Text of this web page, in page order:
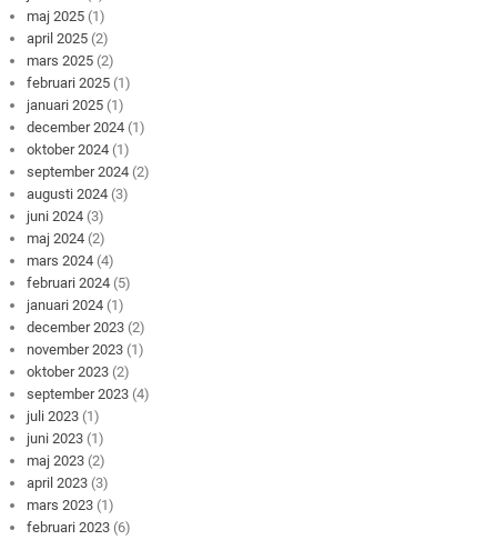
maj 2025 (1)
april 2025 (2)
mars 2025 (2)
februari 2025 (1)
januari 2025 (1)
december 2024 (1)
oktober 2024 (1)
september 2024 (2)
augusti 2024 (3)
juni 2024 (3)
maj 2024 (2)
mars 2024 (4)
februari 2024 (5)
januari 2024 (1)
december 2023 (2)
november 2023 (1)
oktober 2023 (2)
september 2023 (4)
juli 2023 (1)
juni 2023 (1)
maj 2023 (2)
april 2023 (3)
mars 2023 (1)
februari 2023 (6)